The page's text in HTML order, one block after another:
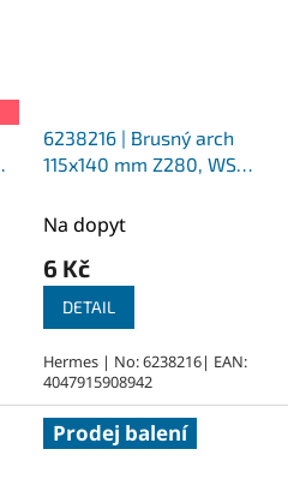
6238216 | Brusný arch
115x140 mm Z280, WS
Na dopyt
6 Kč
DETAIL
Hermes | No: 6238216| EAN:
4047915908942
Prodej balení